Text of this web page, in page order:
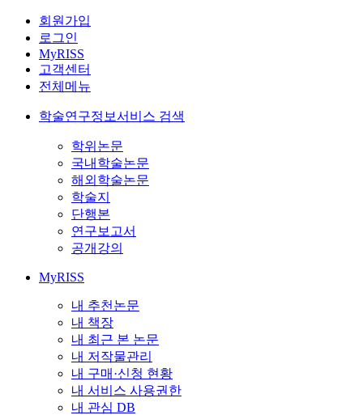
회원가입
로그인
MyRISS
고객센터
전체메뉴
학술연구정보서비스 검색
학위논문
국내학술논문
해외학술논문
학술지
단행본
연구보고서
공개강의
MyRISS
내 추천논문
내 책장
내 최근 본 논문
내 저작물관리
내 구매·신청 현황
내 서비스 사용권한
내 관심 DB